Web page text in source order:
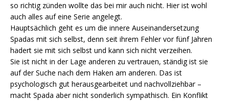
so richtig zünden wollte das bei mir auch nicht. Hier ist wohl
auch alles auf eine Serie angelegt.
Hauptsächlich geht es um die innere Auseinandersetzung
Spadas mit sich selbst, denn seit ihrem Fehler vor fünf Jahren
hadert sie mit sich selbst und kann sich nicht verzeihen.
Sie ist nicht in der Lage anderen zu vertrauen, ständig ist sie
auf der Suche nach dem Haken am anderen. Das ist
psychologisch gut herausgearbeitet und nachvollziehbar –
macht Spada aber nicht sonderlich sympathisch. Ein Konflikt